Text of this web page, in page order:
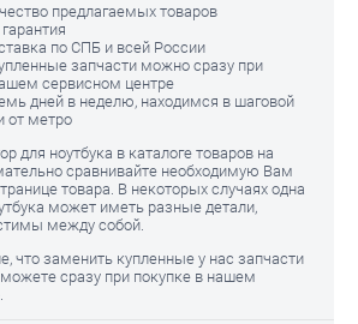
предлагаемых товаров
по СПБ и всей России
запчасти можно сразу при
сервисном центре
дней в неделю, находимся в шаговой
от метро
для ноутбука в каталоге товаров на
сравнивайте необходимую Вам
товара. В некоторых случаях одна
может иметь разные детали,
между собой.
что заменить купленные у нас запчасти
сразу при покупке в нашем